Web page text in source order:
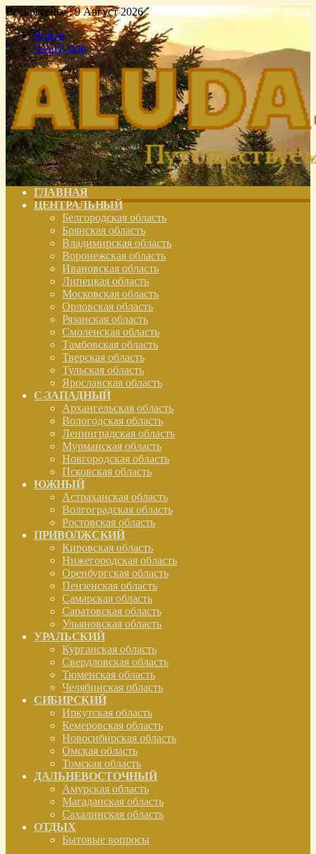
Воскресенье , 9 Август 2026
Войти
Switch skin
ГЛАВНАЯ
ЦЕНТРАЛЬНЫЙ
Белгородская область
Брянская область
Владимирская область
Воронежская область
Ивановская область
Липецкая область
Московская область
Орловская область
Рязанская область
Смоленская область
Тамбовская область
Тверская область
Тульская область
Ярославская область
С-ЗАПАДНЫЙ
Архангельская область
Вологодская область
Ленинградская область
Мурманская область
Новгородская область
Псковская область
ЮЖНЫЙ
Астраханская область
Волгоградская область
Ростовская область
ПРИВОЛЖСКИЙ
Кировская область
Нижегородская область
Оренбургская область
Пензенская область
Самарская область
Саратовская область
Ульяновская область
УРАЛЬСКИЙ
Курганская область
Свердловская область
Тюменская область
Челябинская область
СИБИРСКИЙ
Иркутская область
Кемеровская область
Новосибирская область
Омская область
Томская область
ДАЛЬНЕВОСТОЧНЫЙ
Амурская область
Магаданская область
Сахалинская область
ОТДЫХ
Бытовые вопросы